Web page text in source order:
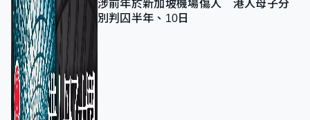
涉前年於新加坡機場傷人 港人母子分
別判囚半年、10日